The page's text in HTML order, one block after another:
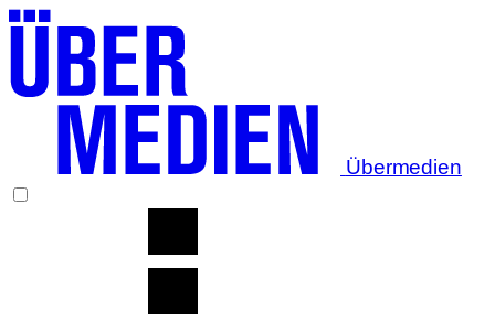
Übermedien